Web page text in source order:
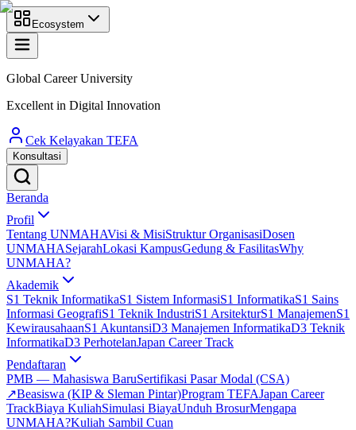
Ecosystem
Global Career University
Excellent in Digital Innovation
Cek Kelayakan TEFA
Konsultasi
Beranda
Profil
Tentang UNMAHAVisi & MisiStruktur OrganisasiDosen
UNMAHASejarahLokasi KampusGedung & FasilitasWhy
UNMAHA?
Akademik
S1 Teknik InformatikaS1 Sistem InformasiS1 InformatikaS1 Sains
Informasi GeografiS1 Teknik IndustriS1 ArsitekturS1 ManajemenS1
KewirausahaanS1 AkuntansiD3 Manajemen InformatikaD3 Teknik
InformatikaD3 PerhotelanJapan Career Track
Pendaftaran
PMB — Mahasiswa BaruSertifikasi Pasar Modal (CSA)
↗Beasiswa (KIP & Sleman Pintar)Program TEFAJapan Career
TrackBiaya KuliahSimulasi BiayaUnduh BrosurMengapa
UNMAHA?Kuliah Sambil Cuan